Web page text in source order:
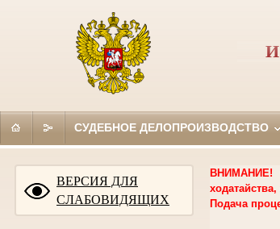
СУДЕБНОЕ ДЕЛОПРОИЗВОДСТВО
ВЕРСИЯ ДЛЯ
СЛАБОВИДЯЩИХ
ВНИМАНИЕ!
Подача